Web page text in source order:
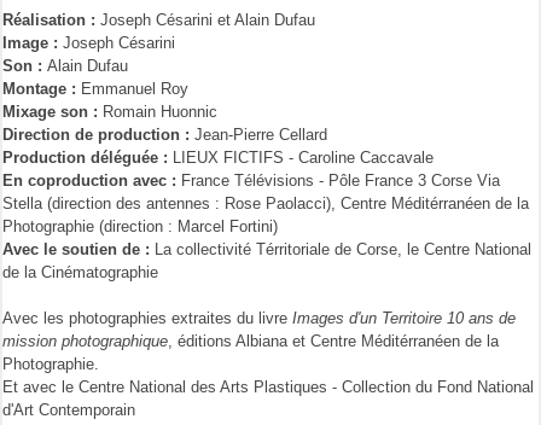
Réalisation : Joseph Césarini et Alain Dufau
Image : Joseph Césarini
Son : Alain Dufau
Montage : Emmanuel Roy
Mixage son : Romain Huonnic
Direction de production : Jean-Pierre Cellard
Production déléguée :
LIEUX FICTIFS - Caroline Caccavale
En coproduction avec : France Télévisions - Pôle France 3 Corse Via
Stella (direction des antennes : Rose Paolacci), Centre Méditérranéen de la
Photographie (direction : Marcel Fortini)
Avec le soutien de :
La collectivité Térritoriale de Corse, le Centre National
de la Cinématographie
Avec les photographies extraites du livre Images d'un Territoire 10 ans de
mission photographique, éditions Albiana et Centre Méditérranéen de la
Photographie.
Et avec le Centre National des Arts Plastiques - Collection du Fond National
d'Art Contemporain